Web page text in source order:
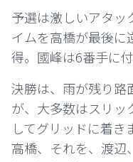
予選は激しいアタッ
イムを高橋が最後に
得。國峰は6番手に付
決勝は、雨が残り路
が、大多数はスリッ
してグリッドに着
高橋、それを、渡辺